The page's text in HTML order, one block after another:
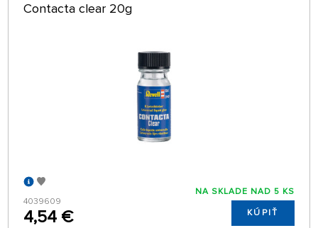
Contacta clear 20g
4039609
4,54 €
NA SKLADE NAD 5 KS
KÚPIŤ